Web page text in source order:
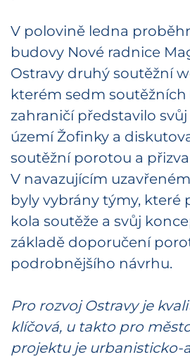
V polovině ledna
budovy Nové radnice
Ostravy druhý soutěžní
kterém sedm soutěžních
zahraničí představilo
území Žofinky a
soutěžní porotou a
V navazujícím
byly vybrány týmy, které
kola soutěže a svůj
základě doporučení
podrobnějšího návrhu.
Pro rozvoj Ostravy je
klíčová, u takto pro
projektu je urbanisticko-